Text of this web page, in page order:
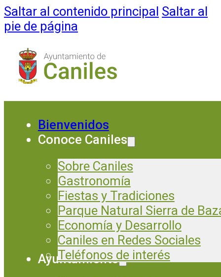
Saltar al contenido principal Saltar al
pie de página
Bienvenidos
Conoce Caniles
Sobre Caniles
Gastronomía
Fiestas y Tradiciones
Parque Natural Sierra de
Economía y Desarrollo
Caniles en Redes Sociales
Teléfonos de interés
Ayuntamiento